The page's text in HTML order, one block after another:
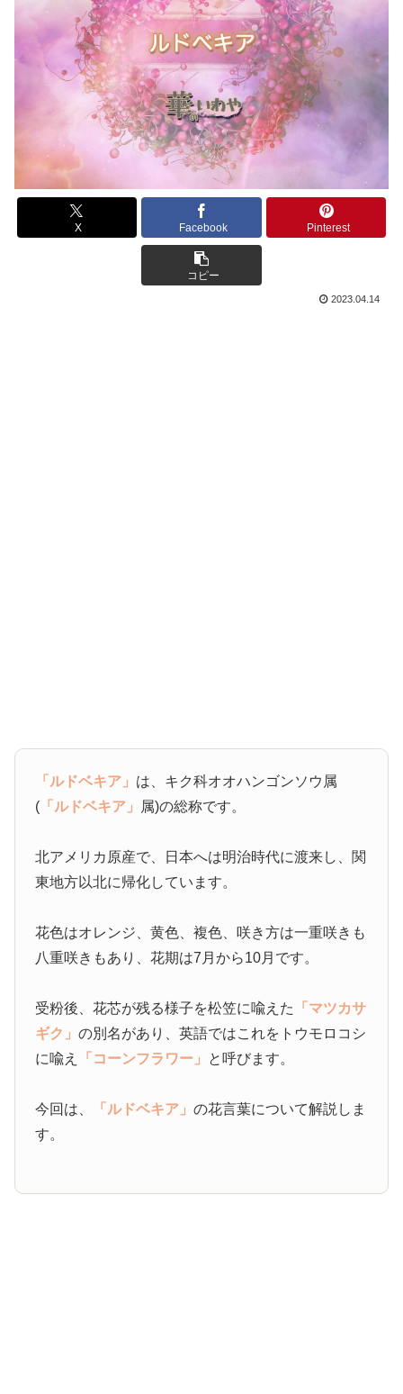
X Facebook Pinterest
コピー
2023.04.14
「ルドベキア」 は、キク科オオハンゴンソウ属
( 「ルドベキア」 属)の総称です。
北アメリカ原産で、日本へは明治時代に渡来し、関
東地方以北に帰化しています。
花色はオレンジ、黄色、複色、咲き方は一重咲きも
八重咲きもあり、花期は7月から10月です。
受粉後、花芯が残る様子を松笠に喩えた
「マツカサ
ギク」の別名があり、英語ではこれをトウモロコシ
に喩え
「コーンフラワー」 と呼びます。
今回は、 「ルドベキア」の花言葉について解説しま
す。